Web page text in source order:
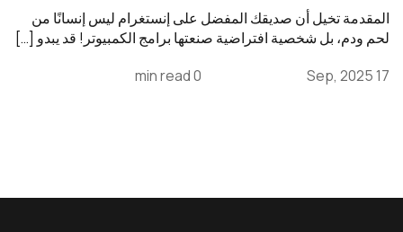
المقدمة تخيل أن صديقك المفضل على إنستغرام ليس إنسانًا من
لحم ودم، بل شخصية افتراضية صنعتها برامج الكمبيوتر! قد يبدو […]
17 Sep, 2025
0 min read